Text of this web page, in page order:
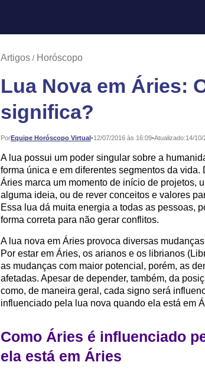
Artigos Horóscopo
Lua Nova em Áries:
significa?
PorEquipe Horóscopo Virtual•
Publicado: 12/07/2016 às 16:09•Atualizado:14/
A lua possui um poder singular sobre a
forma única e em diferentes segmentos da
Áries marca um momento de início de projetos,
alguma ideia, ou de rever conceitos e valores
Essa lua dá muita energia a todas as pessoas,
forma correta para não gerar conflitos.
A lua nova em Áries provoca diversas
Por estar em Áries, os arianos e os librianos
as mudanças com maior potencial, porém, as
afetadas. Apesar de depender, também, da
como, de maneira geral, cada signo será
influenciado pela lua nova quando ela está em
Como Áries é influenciado
ela está em Áries